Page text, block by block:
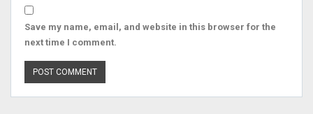
Save my name, email, and website in this browser for the
next time I comment.